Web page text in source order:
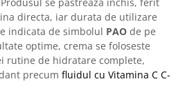
directa, iar durata de utilizare
indicata de simbolul PAO de pe
optime, crema se foloseste
rutine de hidratare complete,
precum fluidul cu Vitamina C C-